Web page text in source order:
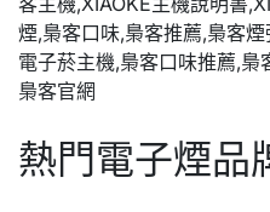
熱門電子煙品